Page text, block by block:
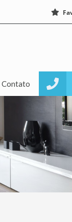
Contato